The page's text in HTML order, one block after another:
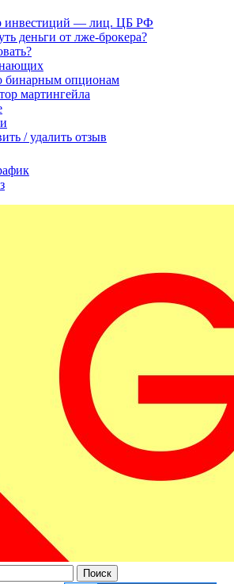
— лиц. ЦБ РФ
деньги от лже-брокера?
бинарным опционам
мартингейла
/ удалить отзыв